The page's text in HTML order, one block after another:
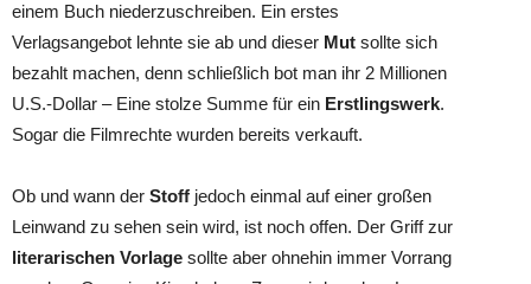
einem Buch niederzuschreiben. Ein erstes
Verlagsangebot lehnte sie ab und dieser Mut sollte sich
bezahlt machen, denn schließlich bot man ihr 2 Millionen
U.S.-Dollar – Eine stolze Summe für ein Erstlingswerk.
Sogar die Filmrechte wurden bereits verkauft.
Ob und wann der Stoff jedoch einmal auf einer großen
Leinwand zu sehen sein wird, ist noch offen. Der Griff zur
literarischen Vorlage sollte aber ohnehin immer Vorrang